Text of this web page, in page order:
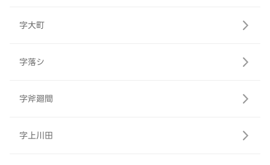
字大町
字落シ
字斧廻間
字上川田